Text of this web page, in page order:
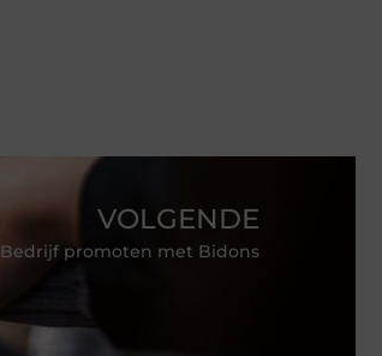
VOLGENDE
Bedrijf promoten met Bidons